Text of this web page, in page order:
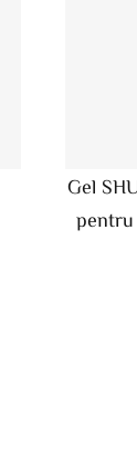
Gel
pentru